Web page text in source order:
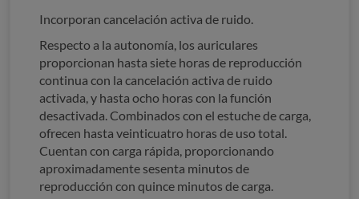
Incorporan cancelación activa de ruido.
Respecto a la autonomía, los auriculares
proporcionan hasta siete horas de reproducción
continua con la cancelación activa de ruido
activada, y hasta ocho horas con la función
desactivada. Combinados con el estuche de carga,
ofrecen hasta veinticuatro horas de uso total.
Cuentan con carga rápida, proporcionando
aproximadamente sesenta minutos de
reproducción con quince minutos de carga.